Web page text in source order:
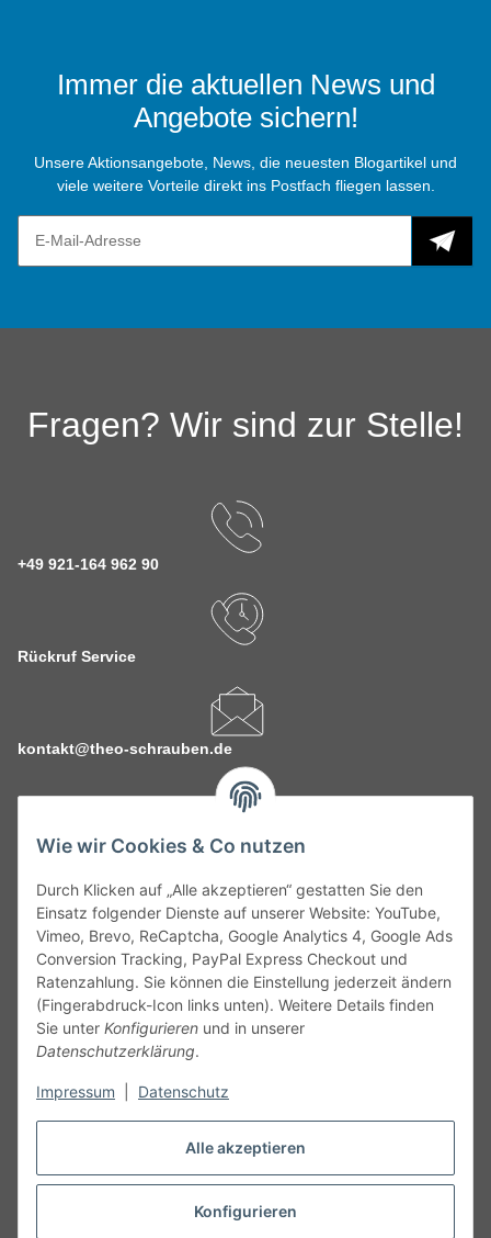
Alle akzeptieren
Konfigurieren
Wie wir Cookies & Co nutzen
Durch Klicken auf „Alle akzeptieren“ gestatten Sie den
Einsatz folgender Dienste auf unserer Website: YouTube,
Vimeo, Brevo, ReCaptcha, Google Analytics 4, Google Ads
Conversion Tracking, PayPal Express Checkout und
Ratenzahlung. Sie können die Einstellung jederzeit ändern
(Fingerabdruck-Icon links unten). Weitere Details finden
Sie unter Konfigurieren und in unserer
Datenschutzerklärung.
Impressum Datenschutz
Immer die aktuellen News und
Angebote sichern!
Unsere Aktionsangebote, News, die neuesten Blogartikel und
viele weitere Vorteile direkt ins Postfach fliegen lassen.
Fragen? Wir sind zur Stelle!
+49 921-164 962 90
Rückruf Service
kontakt@theo-schrauben.de
Service
Gesetzliche Informationen
Alle technischen Angaben ohne Gewähr. Irrtümer und fehlerhafte
Angaben vorbehalten. Wenn Sie Datenblätter oder spezielle
unseren Kundenservice. Abbildungen der Artikel können
Vertrag widerrufen